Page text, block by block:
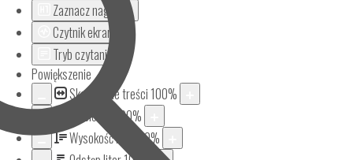
Zaznacz nagłówki
Czytnik ekranu
Tryb czytania
Powiększenie
Skalowanie treści 100%
Czcionka 100%
Wysokość linii
100%